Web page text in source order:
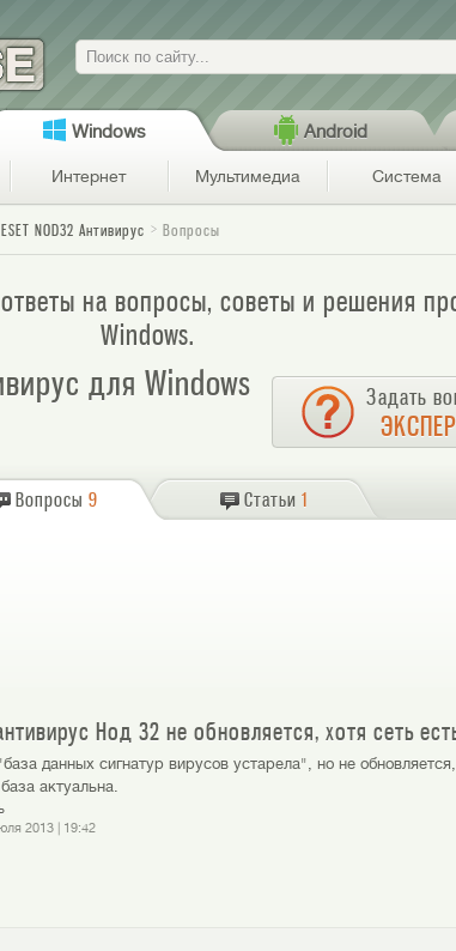
Поиск
Windows Android
Интернет Мультимедиа Система
ESET NOD32 Антивирус Вопросы
ответы на вопросы, советы и решения
Windows.
для Windows Задать
Вопросы 9 Статьи 1
Нод 32 не обновляется, хотя сеть
данных сигнатур вирусов устарела", но не
актуальна.
2013| 19:42